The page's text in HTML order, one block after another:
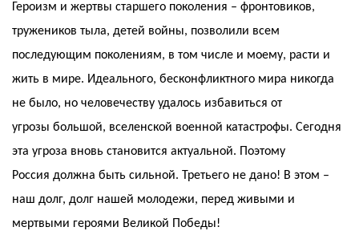
Героизм и жертвы старшего поколения – фронтовиков,
тружеников тыла, детей войны, позволили всем
последующим поколениям, в том числе и моему, расти и
жить в мире. Идеального, бесконфликтного мира никогда
не было, но человечеству удалось избавиться от
угрозы большой, вселенской военной катастрофы. Сегодня
эта угроза вновь становится актуальной. Поэтому
Россия должна быть сильной. Третьего не дано! В этом –
наш долг, долг нашей молодежи, перед живыми и
мертвыми героями Великой Победы!